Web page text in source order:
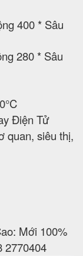
400 * Sâu
280 * Sâu
Điện Tử
quan, siêu thị,
Mới 100%
2770404